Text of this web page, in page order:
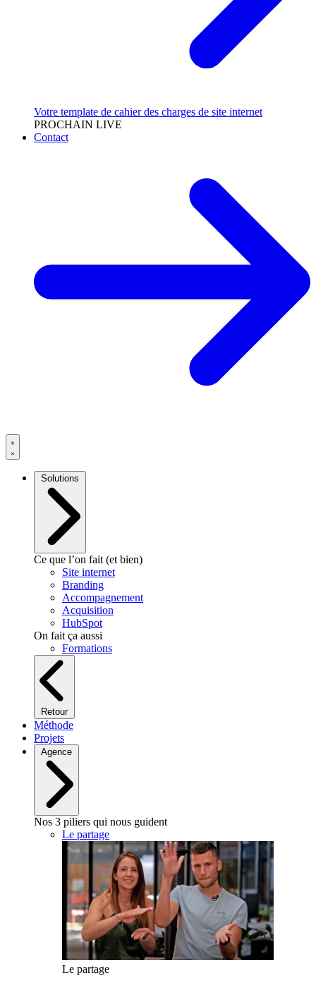
Votre template de cahier des charges de site internet
PROCHAIN LIVE
Contact
Solutions
Ce que l’on fait (et bien)
Site internet
Branding
Accompagnement
Acquisition
HubSpot
On fait ça aussi
Formations
Retour
Méthode
Projets
Agence
Nos 3 piliers qui nous guident
Le partage
Le partage